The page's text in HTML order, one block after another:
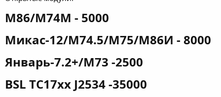
M86/М74М - 5000​
Микас-12/M74.5/M75/M86И - 8000​
Январь-7.2+/M73 -2500​
BSL TC17xx J2534 -35000​